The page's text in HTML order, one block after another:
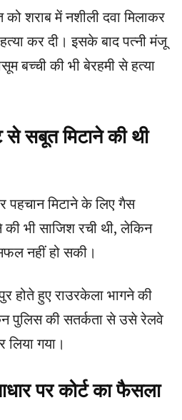
शराब में नशीली दवा मिलाकर
कर दी। इसके बाद पत्नी मंजू
बच्ची की भी बेरहमी से हत्या
सबूत मिटाने की थी
पहचान मिटाने के लिए गैस
भी साजिश रची थी, लेकिन
नहीं हो सकी।
होते हुए राउरकेला भागने की
पुलिस की सतर्कता से उसे रेलवे
लिया गया।
पर कोर्ट का फैसला